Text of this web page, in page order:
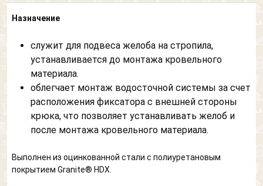
Назначение
служит для подвеса желоба на стропила,
устанавливается до монтажа кровельного
материала.
облегчает монтаж водосточной системы за счет
расположения фиксатора с внешней стороны
крюка, что позволяет устанавливать желоб и
после монтажа кровельного материала.
Выполнен из оцинкованной стали с полиуретановым
покрытием Granite® HDX.